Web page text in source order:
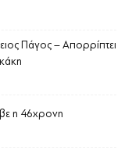
Πάγος – Απορρίπτει
η 46χρονη